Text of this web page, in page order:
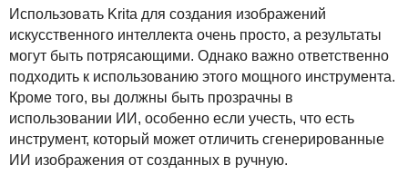
Использовать Krita для создания изображений
искусственного интеллекта очень просто, а результаты
могут быть потрясающими. Однако важно ответственно
подходить к использованию этого мощного инструмента.
Кроме того, вы должны быть прозрачны в
использовании ИИ, особенно если учесть, что есть
инструмент, который может отличить сгенерированные
ИИ изображения от созданных в ручную.